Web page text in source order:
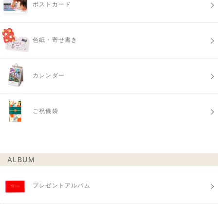
ポストカード
色紙・寄せ書き
カレンダー
ご祝儀袋
ALBUM
プレゼントアルバム